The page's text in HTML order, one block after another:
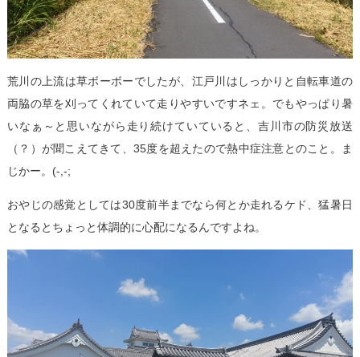
荒川の上流は草ボーボーでしたが、江戸川はしっかりと自転車道の
両脇の草を刈ってくれていて走りやすいですネェ。でもやっぱり暑
いなぁ～と思いながら走り続けていていると、吉川市の防災放送
（？）が聞こえてきて、35度を超えたので熱中症注意とのこと。ま
じかー。(-,-;
おやじの感覚としては30度前半までなら何とか走れるケド、猛暑日
となるとちょっと体調的に心配になるんですよね。